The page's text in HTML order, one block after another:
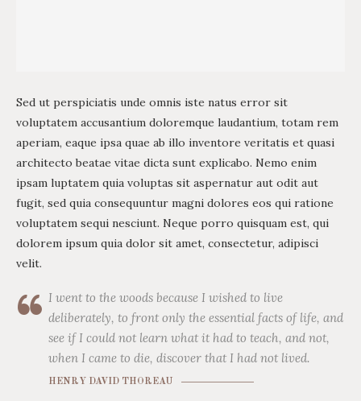
Sed ut perspiciatis unde omnis iste natus error sit
voluptatem accusantium doloremque laudantium, totam rem
aperiam, eaque ipsa quae ab illo inventore veritatis et quasi
architecto beatae vitae dicta sunt explicabo. Nemo enim
ipsam luptatem quia voluptas sit aspernatur aut odit aut
fugit, sed quia consequuntur magni dolores eos qui ratione
voluptatem sequi nesciunt. Neque porro quisquam est, qui
dolorem ipsum quia dolor sit amet, consectetur, adipisci
velit.
I went to the woods because I wished to live
deliberately, to front only the essential facts of life, and
see if I could not learn what it had to teach, and not,
when I came to die, discover that I had not lived.
HENRY DAVID THOREAU